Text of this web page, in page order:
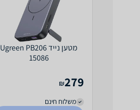
מטען נייד Ugreen PB206
15086
279
₪
משלוח חינם